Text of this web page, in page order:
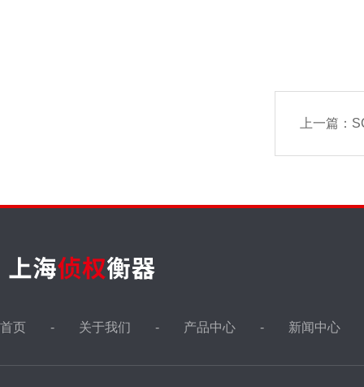
上一篇：
首页 关于我们 产品中心 新闻中心